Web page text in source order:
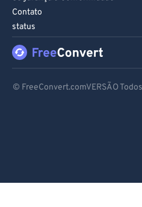
Contato
status
© FreeConvert.comVERSÃO